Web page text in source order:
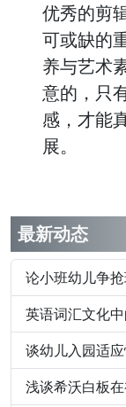
优秀的剪
可或缺的
养与艺术
意的，只
感，才能
展。
最新动态
论小班幼儿争
英语词汇文化
谈幼儿入园适
浅谈希沃白板